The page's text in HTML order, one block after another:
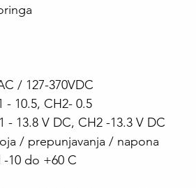
/ 127-370VDC
- 10.5, CH2- 0.5
- 13.8 V DC, CH2 -13.3 V DC
/ prepunjavanja / napona
10 do +60 C